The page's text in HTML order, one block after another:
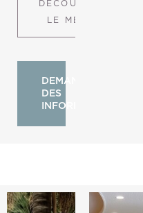
DÉCOUVRIR
LE MENU
DEMANDER
DES
INFORMATIONS